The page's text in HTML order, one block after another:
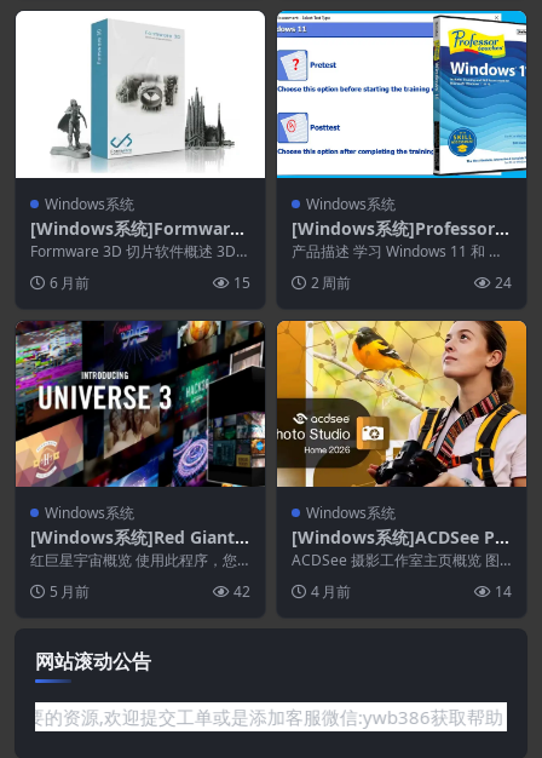
Windows系统
[Windows系统]Formware
3D Slicer 1.3.0.8
Formware 3D 切片软件概述 3D打
如何正...
6 月前 15
Windows系统
[Windows系统]Professor T
eaches Windows 11 5.1
产品描述 学习 Windows 11 和 Wi
2 周前 24
Windows系统
[Windows系统]Red Giant
Universe 2026.0.1
红巨星宇宙概览 使用此程序，您
u... 5 月前 42
Windows系统
[Windows系统]ACDSee Ph
oto Studio Home 2026 29.
0.1.3351
ACDSee 摄影工作室主页概览 图
计算机上的图像...
4 月前 14
网站滚动公告
站没有你需要的资源,欢迎提交工单或是添加客服微信:ywb386获